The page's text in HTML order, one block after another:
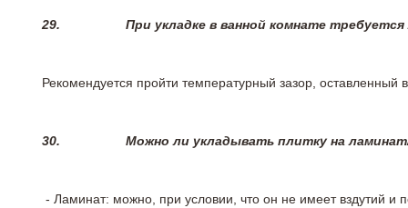
29. При укладке в ванной комнате
Рекомендуется пройти температурный зазор,
30. Можно ли укладывать плитку на
- Ламинат: можно, при условии, что он не имеет вздутий